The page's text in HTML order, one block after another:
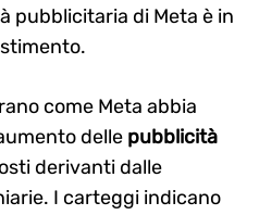
pubblicitaria di Meta è in
come Meta abbia
delle pubblicità
derivanti dalle
I carteggi indicano